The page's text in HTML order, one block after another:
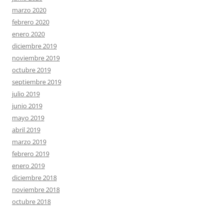
marzo 2020
febrero 2020
enero 2020
diciembre 2019
noviembre 2019
octubre 2019
septiembre 2019
julio 2019
junio 2019
mayo 2019
abril 2019
marzo 2019
febrero 2019
enero 2019
diciembre 2018
noviembre 2018
octubre 2018